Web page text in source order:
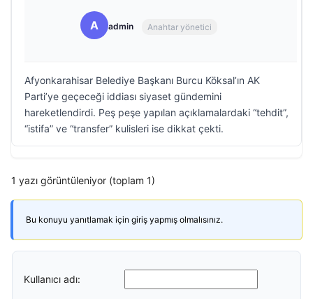
A admin Anahtar yönetici
Afyonkarahisar Belediye Başkanı Burcu Köksal’ın AK
Parti’ye geçeceği iddiası siyaset gündemini
hareketlendirdi. Peş peşe yapılan açıklamalardaki “tehdit”,
“istifa” ve “transfer” kulisleri ise dikkat çekti.
1 yazı görüntüleniyor (toplam 1)
Bu konuyu yanıtlamak için giriş yapmış olmalısınız.
Kullanıcı adı: